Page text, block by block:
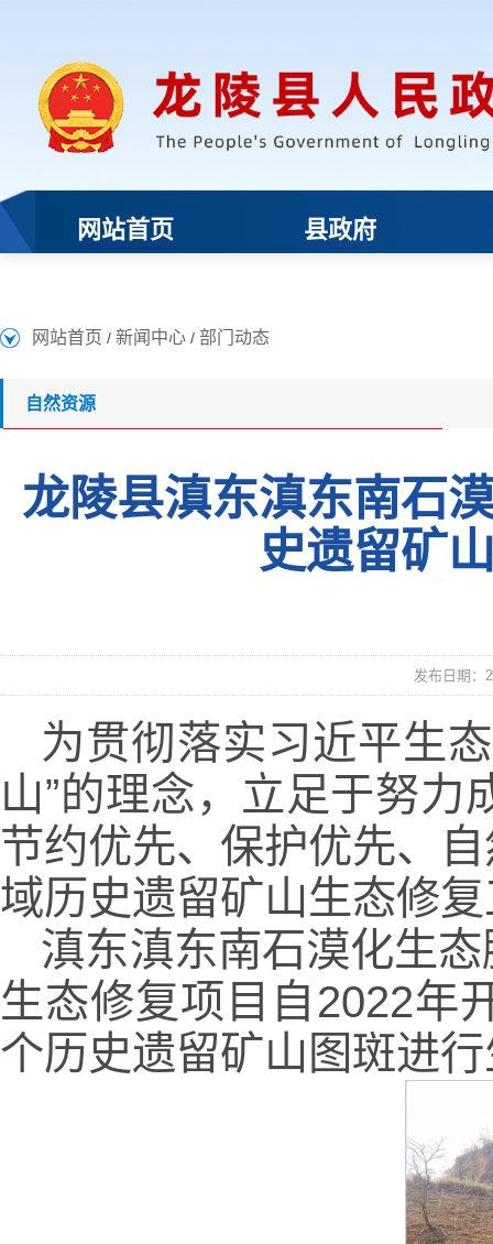
网站首页 / 新闻中心 / 部门动态
自然资源
龙陵县滇东滇东南石
史遗留矿
发布日期：
为贯彻落实习近平生
山”的理念，立足于努
节约优先、保护优先、
域历史遗留矿山生态修
滇东滇东南石漠化生
生态修复项目自2022年
个历史遗留矿山图斑进